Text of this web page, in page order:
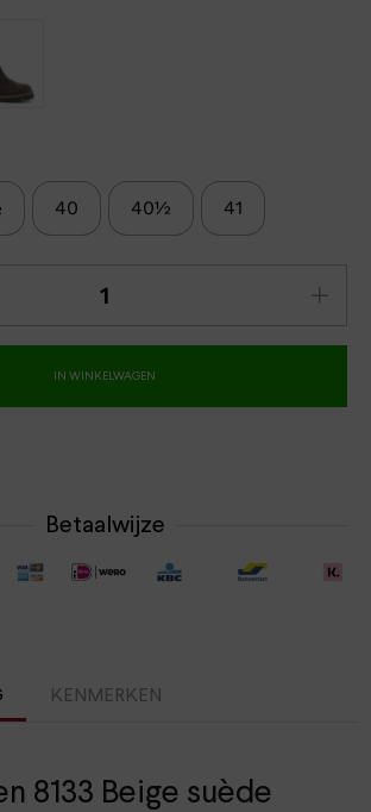
40 40½ 41
IN WINKELWAGEN
Betaalwijze
KENMERKEN
8133 Beige suède